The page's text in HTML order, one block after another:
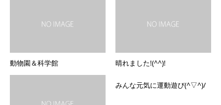
動物園＆科学館 晴れました!(^^)!
みんな元気に運動遊び(^▽^)/